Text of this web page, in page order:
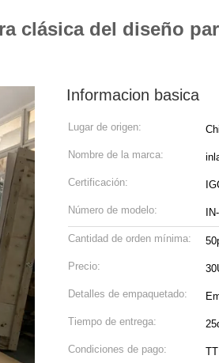
clásica del diseño
Informacion basica
Lugar de origen:
Nombre de la marca:
Certificación:
Número de modelo:
Cantidad de orden mínima:
Precio:
Detalles de empaquetado:
Tiempo de entrega:
Condiciones de pago: TT